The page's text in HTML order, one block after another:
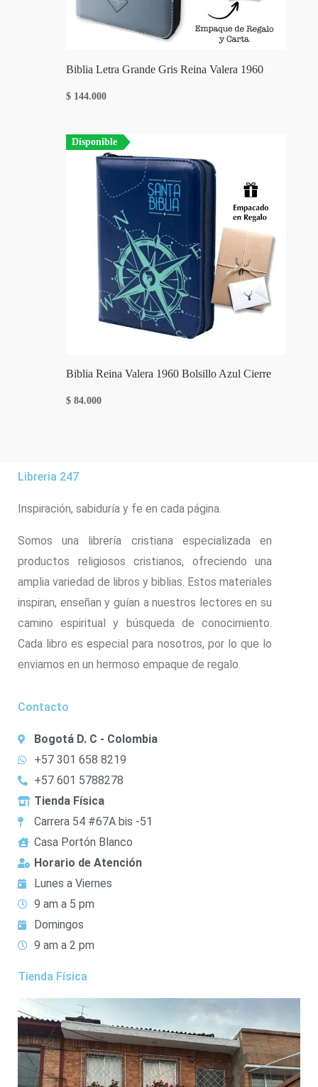
Biblia Letra Grande Gris Reina Valera 1960
$ 144.000
Disponible
Biblia Reina Valera 1960 Bolsillo Azul Cierre
$ 84.000
Libreria 247
Inspiración, sabiduría y fe en cada página.
Somos una librería cristiana especializada en
productos religiosos cristianos, ofreciendo una
amplia variedad de libros y biblias. Estos materiales
inspiran, enseñan y guían a nuestros lectores en su
camino espiritual y búsqueda de conocimiento.
Cada libro es especial para nosotros, por lo que lo
enviamos en un hermoso empaque de regalo.
Contacto
Bogotá D. C - Colombia
+57 301 658 8219
+57 601 5788278
Tienda Física
Carrera 54 #67A bis -51
Casa Portón Blanco
Horario de Atención
Lunes a Viernes
9 am a 5 pm
Domingos
9 am a 2 pm
Tienda Física